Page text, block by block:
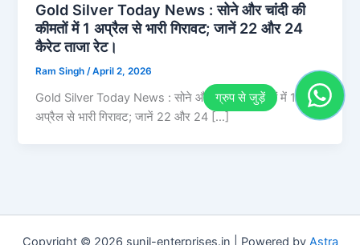
Gold Silver Today News : सोने और चांदी की
कीमतों में 1 अप्रैल से भारी गिरावट; जानें 22 और 24
कैरेट ताजा रेट।
Ram Singh/April 2, 2026
Gold Silver Today News : सोने और चांदी की कीमतों में 1
अप्रैल से भारी गिरावट; जानें 22 और 24 […]
Copyright © 2026 sunil-enterprises.in | Powered by Astra